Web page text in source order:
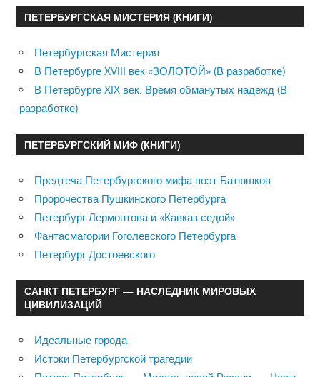
ПЕТЕРБУРГСКАЯ МИСТЕРИЯ (КНИГИ)
Петербургская Мистерия
В Петербурге XVIII век «ЗОЛОТОЙ» (В разработке)
В Петербурге XIX век. Время обманутых надежд (В
разработке)
ПЕТЕРБУРГСКИЙ МИФ (КНИГИ)
Предтеча Петербургского мифа поэт Батюшков
Пророчества Пушкинского Петербурга
Петербург Лермонтова и «Кавказ седой»
Фантасмагории Гоголевского Петербурга
Петербург Достоевского
САНКТ ПЕТЕРБУРГ — НАСЛЕДНИК МИРОВЫХ
ЦИВИЛИЗАЦИЙ
Идеальные города
Истоки Петербургской трагедии